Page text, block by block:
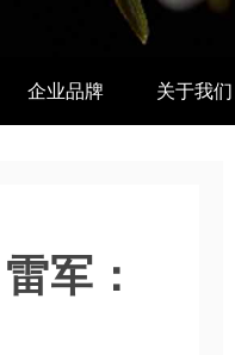
企业品牌 关于我们
军：